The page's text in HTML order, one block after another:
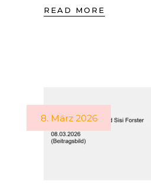
READ MORE
8. März 2026